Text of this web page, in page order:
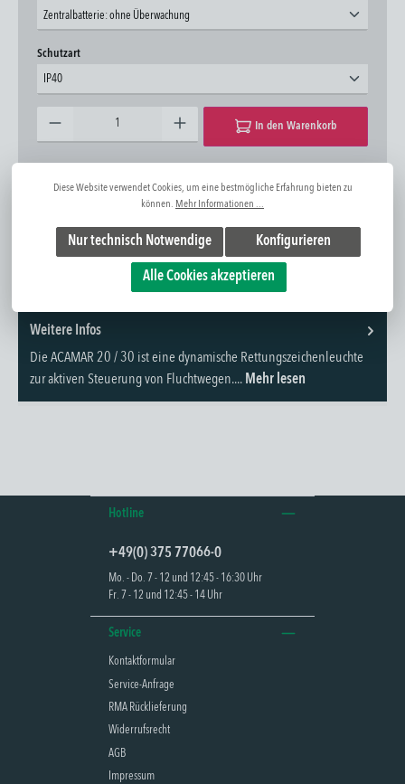
Zentralbatterie: ohne Überwachung
Schutzartauswählen
IP40
In den Warenkorb
1310172001
Weitere Infos
Die ACAMAR 20 / 30 ist eine dynamische Rettungszeichenleuchte
zur aktiven Steuerung von Fluchtwegen.... Mehr lesen
Hotline
+49(0) 375 77066-0
Mo. - Do. 7 - 12 und 12:45 - 16:30 Uhr
Fr. 7 - 12 und 12:45 - 14 Uhr
Service
Kontaktformular
Service-Anfrage
RMA Rücklieferung
Widerrufsrecht
AGB
Impressum
Diese Website verwendet Cookies, um eine bestmögliche Erfahrung bieten zu
können. Mehr Informationen ...
Nur technisch Notwendige Konfigurieren
Alle Cookies akzeptieren